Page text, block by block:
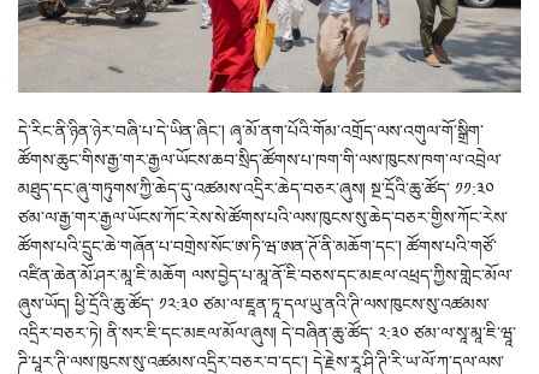
དེ་རིང་ནི་ཉིན་ཉེར་བཞི་པ་དེ་ཡིན་ཞིང་། ཞྭ་མོ་ནག་པོའི་གོམ་འགྲོད་ལས་འགུལ་གོ་སྒྲིག་
ཚོགས་ཆུང་གིས་རྒྱ་གར་རྒྱལ་ཡོངས་ཆབ་སྲིད་ཚོགས་པ་ཁག་གི་ལས་ཁུངས་ཁག་ལ་འབྲེལ་
མཐུད་དང་ཞུ་གཏུགས་ཀྱི་ཆེད་དུ་འཚམས་འདྲིར་ཆེད་བཅར་ཞུས། སྔ་དྲོའི་ཆུ་ཚོད་ ༡༡:༣༠
ཙམ་ལ་རྒྱ་གར་རྒྱལ་ཡོངས་ཀོང་རེས་སེ་ཚོགས་པའི་ལས་ཁུངས་སུ་ཆེད་བཅར་གྱིས་ཀོང་རེས་
ཚོགས་པའི་དྲུང་ཆེ་གཞོན་པ་བགྲེས་སོང་ཨ་ཏི་ཝ་ཨན་ཊོ་ནི་མཆོག་དང་། ཚོགས་པའི་གཙོ་
འཛིན་ཆེན་མོ་ཤར་མཱ་ཇི་མཆོག ལས་བྱེད་པ་མཱ་ནོ་ཇི་བཅས་དང་མཇལ་འཕྲད་ཀྱིས་གླེང་མོལ་
ཞུས་ཡོད། ཕྱི་དྲོའི་ཆུ་ཚོད་ ༡༢:༣༠ ཙམ་ལ་ཇཱན་ཏཱ་དལ་ཡུ་ནའི་ཊི་ལས་ཁུངས་སུ་འཚམས་
འདྲིར་བཅར་ཏེ། ནི་སར་ཇི་དང་མཇལ་མོལ་ཞུས། དེ་བཞིན་ཆུ་ཚོད་ ༢:༣༠ ཙམ་ལ་སཱ་མཱ་ཇི་ཝཱ་
ཌི་པཱར་ཊི་ལས་ཁུངས་སུ་འཚམས་འདྲིར་བཅར་བ་དང་། དེ་རྗེས་རཱ་ཤི་ཊི་རི་ཡ་ལོ་ཀ་དལ་ལས་